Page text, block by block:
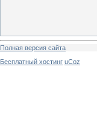
Полная версия сайта
Бесплатный хостинг uCoz